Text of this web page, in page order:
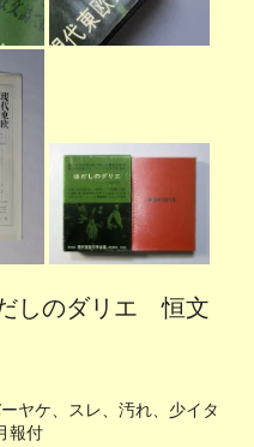
しのダリエ 恒文
ケ、スレ、汚れ、少イタ
報付